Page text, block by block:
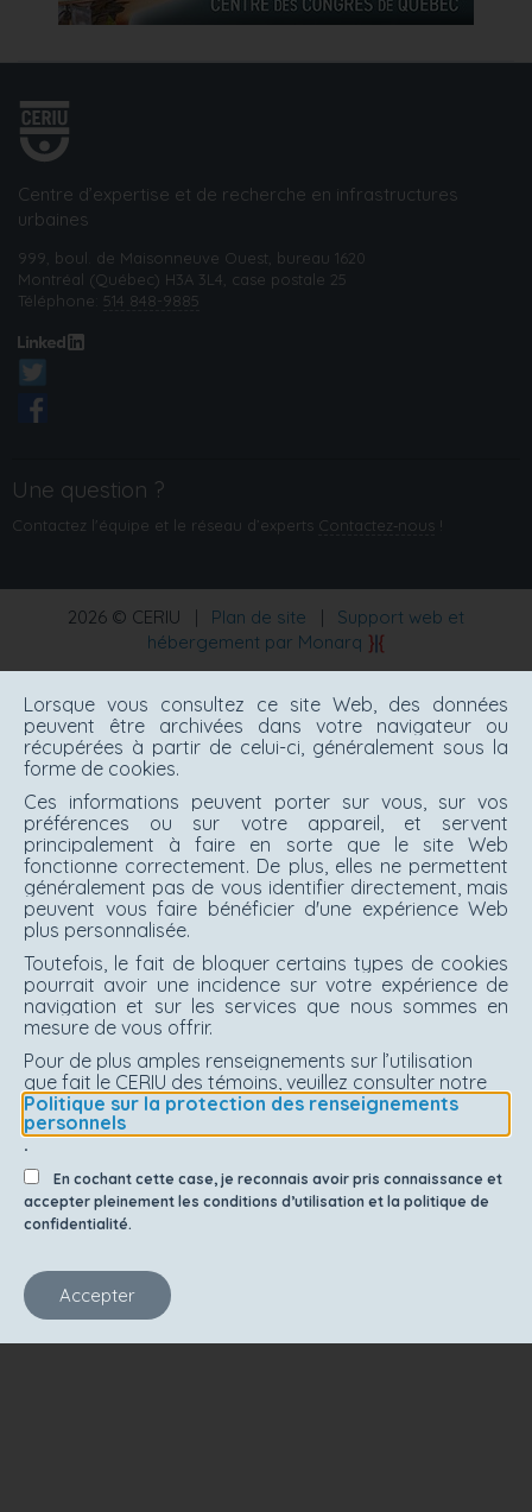
Centre d’expertise et de recherche en infrastructures
urbaines
999, boul. de Maisonneuve Ouest, bureau 1620
Montréal (Québec) H3A 3L4, case postale 25
Téléphone: 514 848-9885
Une question ?
Contactez l'équipe et le réseau d’experts Contactez‑nous !
2026 © CERIU | Plan de site |
Support web et
hébergement par Monarq
Lorsque vous consultez ce site Web, des données
peuvent être archivées dans votre navigateur ou
récupérées à partir de celui-ci, généralement sous la
forme de cookies.
Ces informations peuvent porter sur vous, sur vos
préférences ou sur votre appareil, et servent
principalement à faire en sorte que le site Web
fonctionne correctement. De plus, elles ne permettent
généralement pas de vous identifier directement, mais
peuvent vous faire bénéficier d'une expérience Web
plus personnalisée.
Toutefois, le fait de bloquer certains types de cookies
pourrait avoir une incidence sur votre expérience de
navigation et sur les services que nous sommes en
mesure de vous offrir.
Pour de plus amples renseignements sur l’utilisation
que fait le CERIU des témoins, veuillez consulter notre
Politique sur la protection des renseignements
personnels
.
En cochant cette case, je reconnais avoir pris connaissance et
accepter pleinement les conditions d’utilisation et la politique de
confidentialité.
Accepter